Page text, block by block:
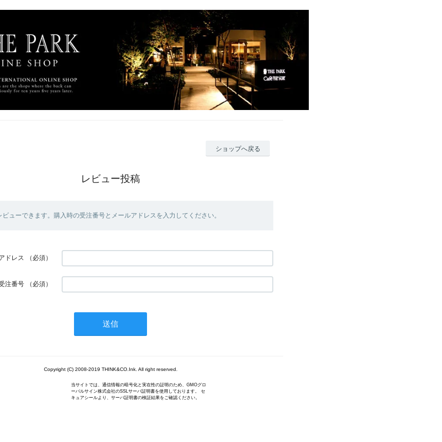
ショップへ戻る
レビュー投稿
ューできます。購入時の受注番号とメールアドレスを入力してください。
ドレス （必須）
注番号 （必須）
Copyright (C) 2008-2019 THINK&CO.Ink. All right reserved.
当サイトでは、通信情報の暗号化と実在性の証明のため、GMOグロ
ーバルサイン株式会社のSSLサーバ証明書を使用しております。 セ
キュアシールより、サーバ証明書の検証結果をご確認ください。